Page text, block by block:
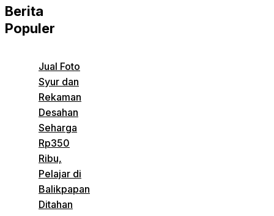
Berita
Populer
Jual Foto
Syur dan
Rekaman
Desahan
Seharga
Rp350
Ribu,
Pelajar di
Balikpapan
Ditahan